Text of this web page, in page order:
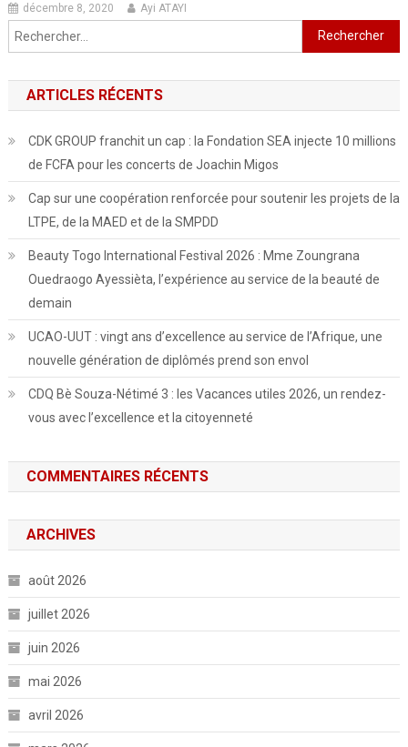
décembre 8, 2020 Ayi ATAYI
Rechercher :
ARTICLES RÉCENTS
CDK GROUP franchit un cap : la Fondation SEA injecte 10 millions
de FCFA pour les concerts de Joachin Migos
Cap sur une coopération renforcée pour soutenir les projets de la
LTPE, de la MAED et de la SMPDD
Beauty Togo International Festival 2026 : Mme Zoungrana
Ouedraogo Ayessièta, l’expérience au service de la beauté de
demain
UCAO-UUT : vingt ans d’excellence au service de l’Afrique, une
nouvelle génération de diplômés prend son envol
CDQ Bè Souza-Nétimé 3 : les Vacances utiles 2026, un rendez-
vous avec l’excellence et la citoyenneté
COMMENTAIRES RÉCENTS
ARCHIVES
août 2026
juillet 2026
juin 2026
mai 2026
avril 2026